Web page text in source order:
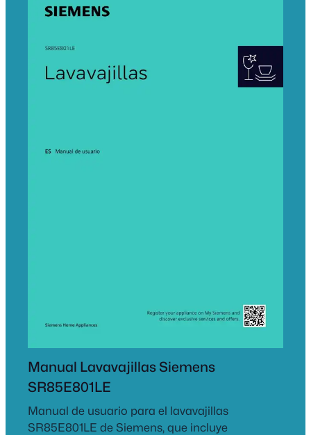
Manual Lavavajillas Siemens
SR85E801LE
Manual de usuario para el lavavajillas
SR85E801LE de Siemens, que incluye